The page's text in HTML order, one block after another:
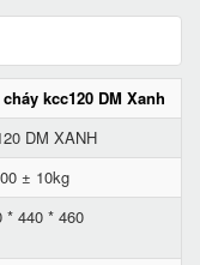
kcc120 DM Xanh
DM XANH
± 10kg
* 440 * 460